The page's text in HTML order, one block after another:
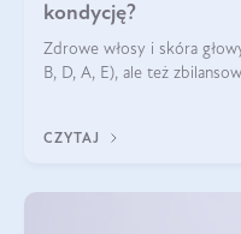
kondycję?
Zdrowe włosy i skóra
B, D, A, E), ale też
CZYTAJ